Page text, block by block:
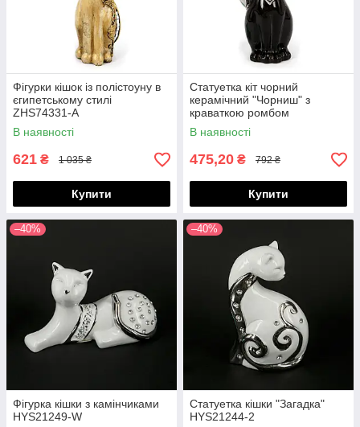
Фігурки кішок із полістоуну в
єгипетському стилі
ZHS74331-A
В наявності
621 ₴ 1 035 ₴
Купити
Статуетка кіт чорний
керамічний "Чорниш" з
краваткою ромбом
HYS21095-1
В наявності
475,20 ₴ 792 ₴
Купити
–40%
Фігурка кішки з камінчиками
HYS21249-W
–40%
Статуетка кішки "Загадка"
HYS21244-2